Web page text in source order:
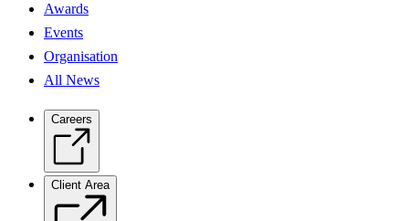
Awards
Events
Organisation
All News
Careers
Client Area